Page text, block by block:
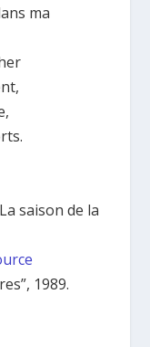
ma
saison de la
1989.